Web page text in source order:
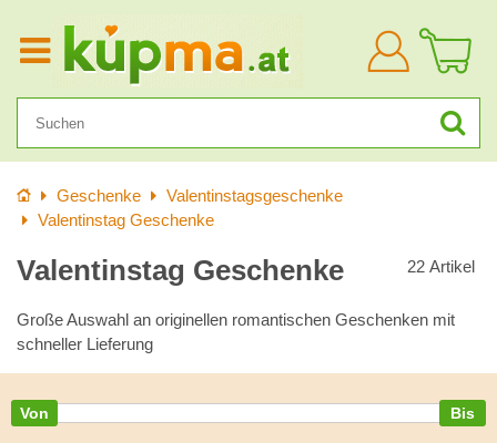
Anmelden
StartseiteGeschenke
Valentinstagsgeschenke
Valentinstag Geschenke
Valentinstag Geschenke 22 Artikel
Große Auswahl an originellen romantischen Geschenken mit
schneller Lieferung